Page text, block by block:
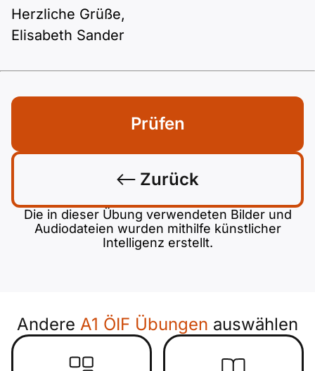
Herzliche Grüße,
Elisabeth Sander
Zurück
Prüfen
Die in dieser Übung verwendeten Bilder und
Audiodateien wurden mithilfe künstlicher
Intelligenz erstellt.
Andere A1 ÖIF Übungen auswählen